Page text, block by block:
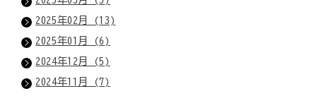
2025年02月 (13)
2025年01月 (6)
2024年12月 (5)
2024年11月 (7)